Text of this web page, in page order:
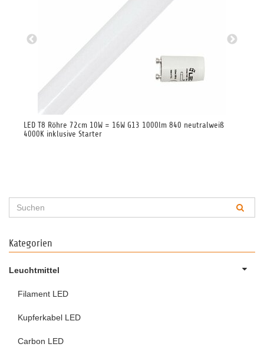
LED T8 Röhre 72cm 10W = 16W G13 1000lm 840 neutralweiß
4000K inklusive Starter
Kategorien
Leuchtmittel
Filament LED
Kupferkabel LED
Carbon LED